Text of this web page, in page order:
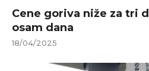
Cene goriva niže za tri
osam dana
18/04/2025